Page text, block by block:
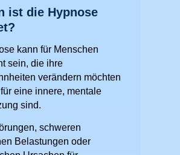
ist die Hypnose
kann für Menschen
sein, die ihre
verändern möchten
eine innere, mentale
sind.
schweren
Belastungen oder